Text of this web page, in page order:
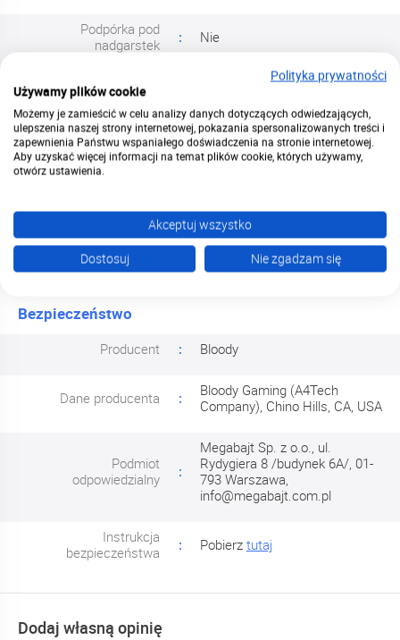
Podpórka pod
nadgarstek
Nie
Podświetlenie klawiszy
Transmisja danych USB
Technologia Light
Rodzaj switcha BLMS Red
Bezpieczeństwo
Producent Bloody
Dane producenta
Bloody Gaming (A4Tech
Company), Chino Hills, CA, USA
Podmiot
odpowiedzialny
Megabajt Sp. z o.o., ul.
Rydygiera 8 /budynek 6A/, 01-
793 Warszawa,
info@megabajt.com.pl
Instrukcja
bezpieczeństwa
Pobierz tutaj
Dodaj własną opinię
Polityka prywatności
Używamy plików cookie
Możemy je zamieścić w celu analizy danych dotyczących odwiedzających,
ulepszenia naszej strony internetowej, pokazania spersonalizowanych treści i
zapewnienia Państwu wspaniałego doświadczenia na stronie internetowej.
Aby uzyskać więcej informacji na temat plików cookie, których używamy,
otwórz ustawienia.
Akceptuj wszystko
Dostosuj
Nie zgadzam się